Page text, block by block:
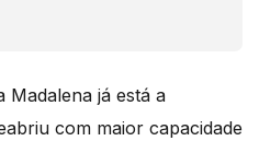
já está a
com maior capacidade